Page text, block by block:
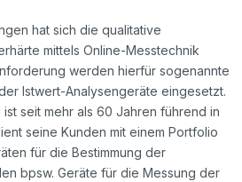
hat sich die qualitative
mittels Online-Messtechnik
werden hierfür sogenannte
Istwert-Analysengeräte eingesetzt.
seit mehr als 60 Jahren führend in
seine Kunden mit einem Portfolio
für die Bestimmung der
bpsw. Geräte für die Messung der